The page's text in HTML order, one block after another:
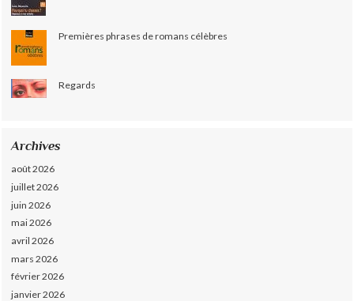
Premières phrases de romans célèbres
Regards
Archives
août 2026
juillet 2026
juin 2026
mai 2026
avril 2026
mars 2026
février 2026
janvier 2026